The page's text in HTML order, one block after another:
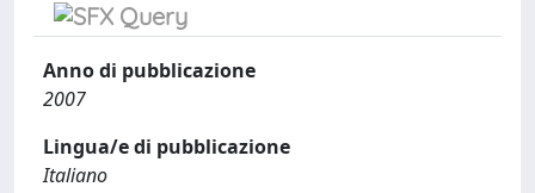
Anno di pubblicazione
2007
Lingua/e di pubblicazione
Italiano